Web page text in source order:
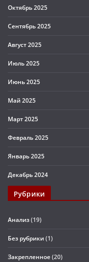
Октябрь 2025
Сентябрь 2025
Август 2025
Июль 2025
Июнь 2025
Май 2025
Март 2025
Февраль 2025
Январь 2025
Декабрь 2024
Рубрики
Анализ(19)
Без рубрики(1)
Закрепленное(20)